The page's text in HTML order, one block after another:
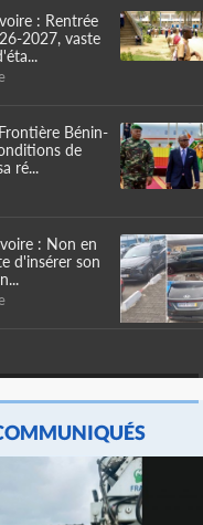
: Rentrée
2027, vaste
Bénin-
de
ré...
: Non en
d'insérer son